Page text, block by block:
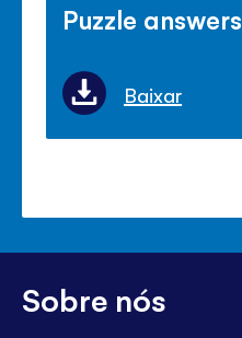
Puzzle answers
Baixar
Sobre nós